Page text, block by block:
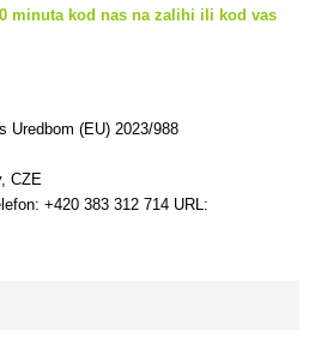
minuta kod nas na zalihi ili kod vas
Uredbom (EU) 2023/988
CZE
+420 383 312 714 URL: